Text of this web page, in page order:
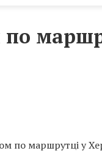
по
по маршрутці у